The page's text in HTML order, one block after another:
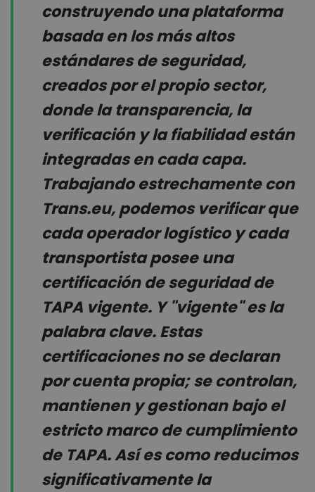
construyendo una plataforma
basada en los más altos
estándares de seguridad,
creados por el propio sector,
donde la transparencia, la
verificación y la fiabilidad están
integradas en cada capa.
Trabajando estrechamente con
Trans.eu, podemos verificar que
cada operador logístico y cada
transportista posee una
certificación de seguridad de
TAPA vigente. Y "vigente" es la
palabra clave. Estas
certificaciones no se declaran
por cuenta propia; se controlan,
mantienen y gestionan bajo el
estricto marco de cumplimiento
de TAPA. Así es como reducimos
significativamente la